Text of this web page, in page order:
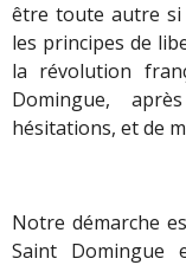
être toute autre si
les principes de
la révolution
Domingue,
hésitations, et de
Notre démarche
Saint